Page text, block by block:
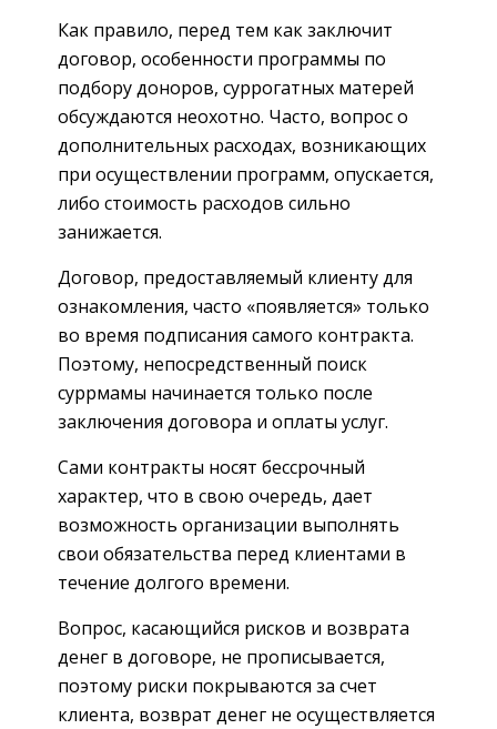
Как правило, перед тем как заключит
договор, особенности программы по
подбору доноров, суррогатных матерей
обсуждаются неохотно. Часто, вопрос о
дополнительных расходах, возникающих
при осуществлении программ, опускается,
либо стоимость расходов сильно
занижается.
Договор, предоставляемый клиенту для
ознакомления, часто «появляется» только
во время подписания самого контракта.
Поэтому, непосредственный поиск
суррмамы начинается только после
заключения договора и оплаты услуг.
Сами контракты носят бессрочный
характер, что в свою очередь, дает
возможность организации выполнять
свои обязательства перед клиентами в
течение долгого времени.
Вопрос, касающийся рисков и возврата
денег в договоре, не прописывается,
поэтому риски покрываются за счет
клиента, возврат денег не осуществляется